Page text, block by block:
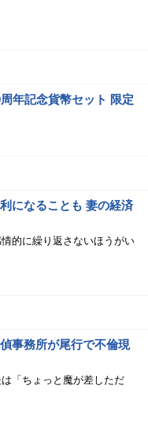
年記念貨幣セット 限定
になることも 妻の経済
的に繰り返さないほうがい
事務所が尾行で不倫現
「ちょっと魔が差しただ